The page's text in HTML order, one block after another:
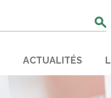
ACTUALITÉS